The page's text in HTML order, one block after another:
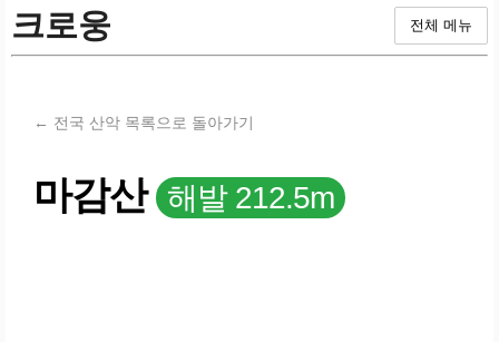
크로웅 전체 메뉴
← 전국 산악 목록으로 돌아가기
마감산 해발 212.5m